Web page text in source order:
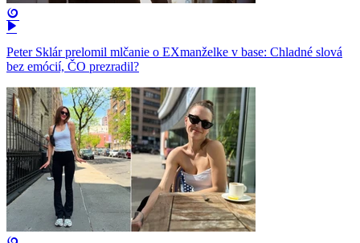
Peter Sklár prelomil mlčanie o EXmanželke v base: Chladné slová
bez emócií, ČO prezradil?